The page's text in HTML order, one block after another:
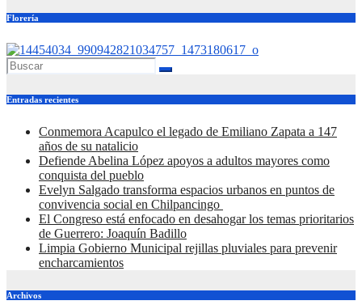
Florería
Entradas recientes
Conmemora Acapulco el legado de Emiliano Zapata a 147
años de su natalicio
Defiende Abelina López apoyos a adultos mayores como
conquista del pueblo
Evelyn Salgado transforma espacios urbanos en puntos de
convivencia social en Chilpancingo
El Congreso está enfocado en desahogar los temas prioritarios
de Guerrero: Joaquín Badillo
Limpia Gobierno Municipal rejillas pluviales para prevenir
encharcamientos
Archivos